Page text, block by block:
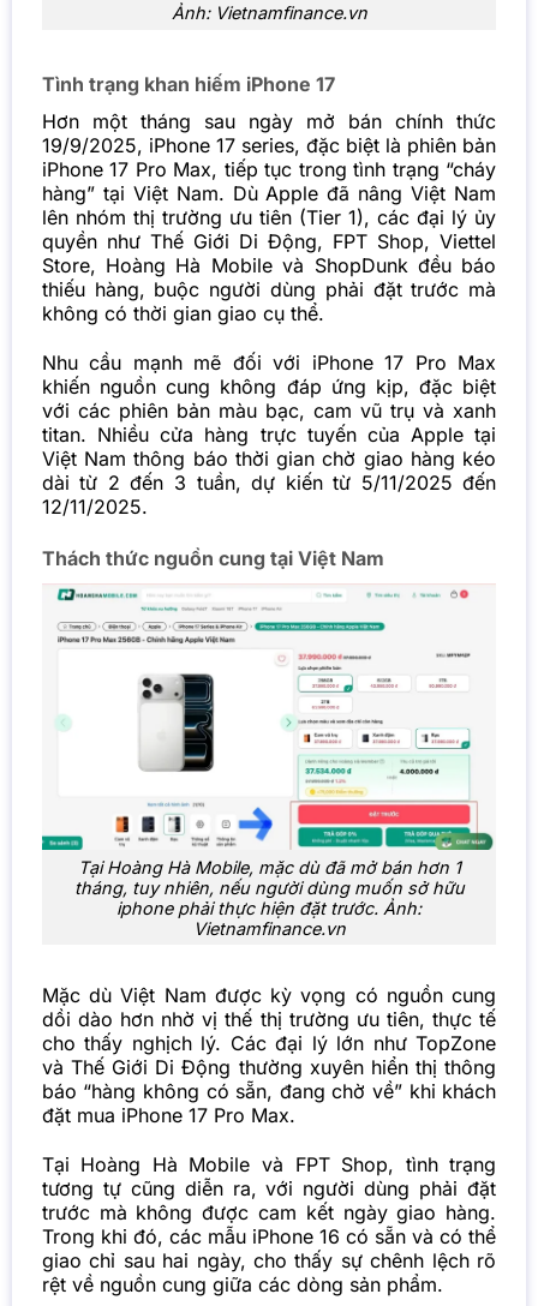
Ảnh: Vietnamfinance.vn
Tình trạng khan hiếm iPhone 17
Hơn một tháng sau ngày mở bán chính thức
19/9/2025, iPhone 17 series, đặc biệt là phiên bản
iPhone 17 Pro Max, tiếp tục trong tình trạng “cháy
hàng” tại Việt Nam. Dù Apple đã nâng Việt Nam
lên nhóm thị trường ưu tiên (Tier 1), các đại lý ủy
quyền như Thế Giới Di Động, FPT Shop, Viettel
Store, Hoàng Hà Mobile và ShopDunk đều báo
thiếu hàng, buộc người dùng phải đặt trước mà
không có thời gian giao cụ thể.
Nhu cầu mạnh mẽ đối với iPhone 17 Pro Max
khiến nguồn cung không đáp ứng kịp, đặc biệt
với các phiên bản màu bạc, cam vũ trụ và xanh
titan. Nhiều cửa hàng trực tuyến của Apple tại
Việt Nam thông báo thời gian chờ giao hàng kéo
dài từ 2 đến 3 tuần, dự kiến từ 5/11/2025 đến
12/11/2025.
Thách thức nguồn cung tại Việt Nam
Tại Hoàng Hà Mobile, mặc dù đã mở bán hơn 1
tháng, tuy nhiên, nếu người dùng muốn sở hữu
iphone phải thực hiện đặt trước. Ảnh:
Vietnamfinance.vn
Mặc dù Việt Nam được kỳ vọng có nguồn cung
dồi dào hơn nhờ vị thế thị trường ưu tiên, thực tế
cho thấy nghịch lý. Các đại lý lớn như TopZone
và Thế Giới Di Động thường xuyên hiển thị thông
báo “hàng không có sẵn, đang chờ về” khi khách
đặt mua iPhone 17 Pro Max.
Tại Hoàng Hà Mobile và FPT Shop, tình trạng
tương tự cũng diễn ra, với người dùng phải đặt
trước mà không được cam kết ngày giao hàng.
Trong khi đó, các mẫu iPhone 16 có sẵn và có thể
giao chỉ sau hai ngày, cho thấy sự chênh lệch rõ
rệt về nguồn cung giữa các dòng sản phẩm.